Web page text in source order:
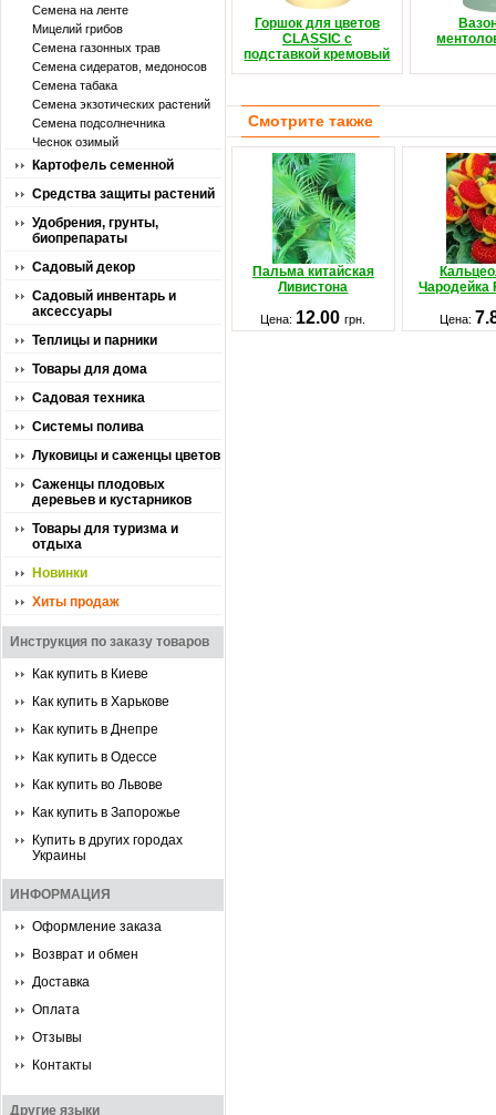
Семена на ленте
Мицелий грибов
Семена газонных трав
Семена сидератов, медоносов
Семена табака
Семена экзотических растений
Семена подсолнечника
Чеснок озимый
Картофель семенной
Средства защиты растений
Удобрения, грунты,
биопрепараты
Садовый декор
Садовый инвентарь и
аксессуары
Теплицы и парники
Товары для дома
Садовая техника
Системы полива
Луковицы и саженцы цветов
Саженцы плодовых
деревьев и кустарников
Товары для туризма и
отдыха
Новинки
Хиты продаж
Инструкция по заказу товаров
Как купить в Киеве
Как купить в Харькове
Как купить в Днепре
Как купить в Одессе
Как купить во Львове
Как купить в Запорожье
Купить в других городах
Украины
ИНФОРМАЦИЯ
Оформление заказа
Возврат и обмен
Доставка
Оплата
Отзывы
Контакты
Другие языки
Горшок для цветов
CLASSIC с
подставкой кремовый
Смотрите также
Пальма китайская
Ливистона
Чародейка
Цена: 12.00грн. Цена: